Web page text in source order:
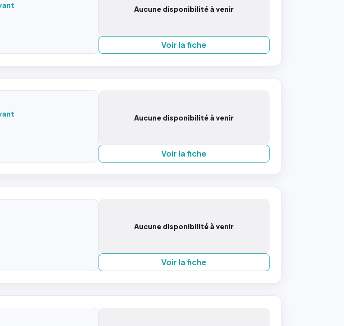
Aucune disponibilité à venir
Voir la fiche
Aucune disponibilité à venir
Voir la fiche
Aucune disponibilité à venir
Voir la fiche